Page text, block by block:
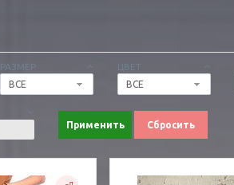
РАЗМЕР
ВСЕ
ЦВЕТ
ВСЕ
Применить Сбросить